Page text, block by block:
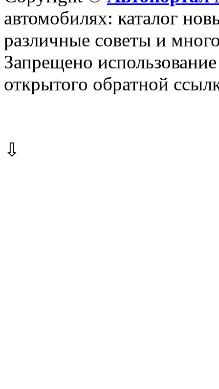
автомобилях: каталог
различные советы и
Запрещено
открытого обратной
⇩